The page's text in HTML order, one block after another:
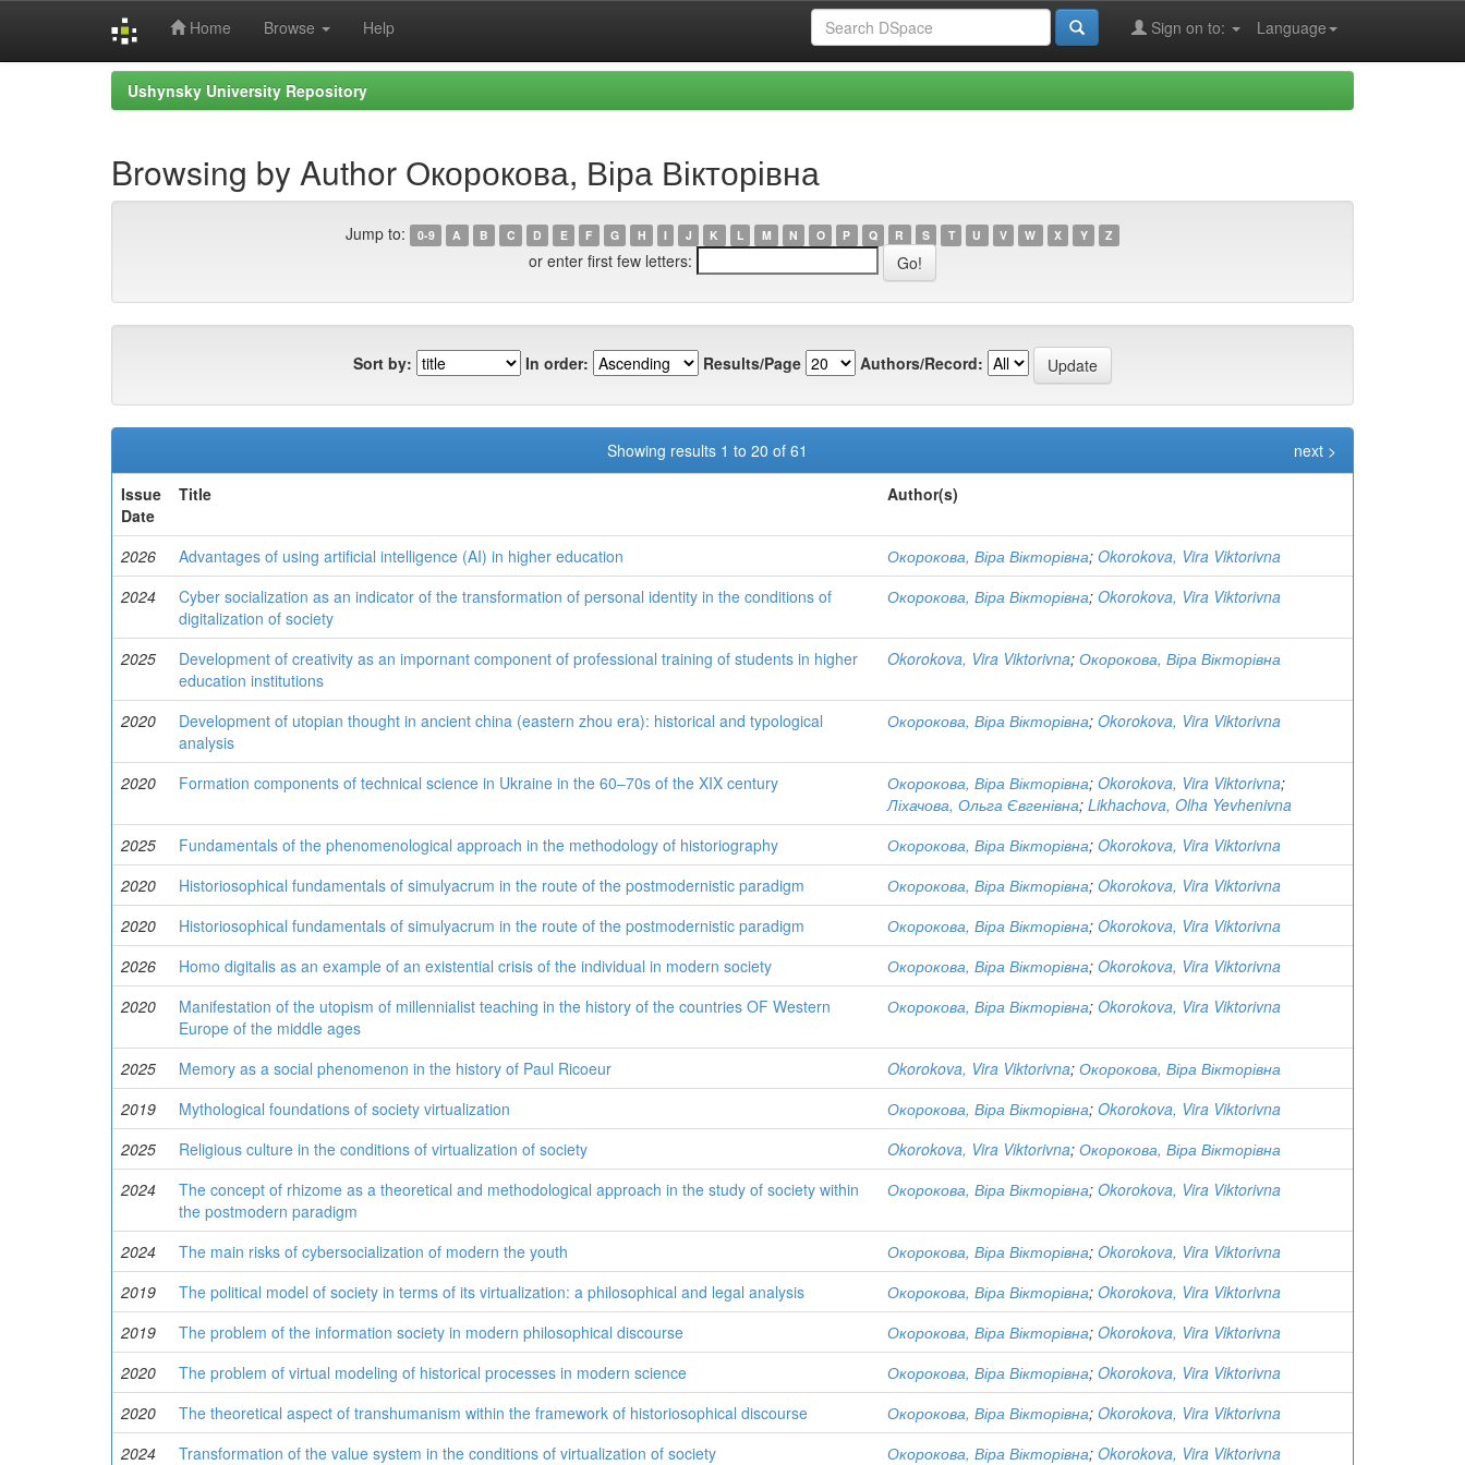
Home Browse Help Language
Sign on to:
Ushynsky University Repository
Browsing by Author Окорокова, Віра Вікторівна
Jump to: 0-9 A B C D E F G H I J K L M N O P Q R S T U V W X Y Z
or enter first few letters:
Sort by: In order: Results/Page Authors/Record:
Showing results 1 to 20 of 61
next >
Issue
Date
Title Author(s)
2026 Advantages of using artificial intelligence (AI) in higher education Окорокова, Віра Вікторівна; Okorokova, Vira Viktorivna
2024
Cyber socialization as an indicator of the transformation of personal identity in the conditions of
digitalization of society
Окорокова, Віра Вікторівна; Okorokova, Vira Viktorivna
2025
Development of creativity as an impornant component of professional training of students in higher
education institutions
Okorokova, Vira Viktorivna; Окорокова, Віра Вікторівна
2020
Development of utopian thought in ancient china (eastern zhou era): historical and typological
analysis
Окорокова, Віра Вікторівна; Okorokova, Vira Viktorivna
2020 Formation components of technical science in Ukraine in the 60‒70s of the XIX century Окорокова, Віра Вікторівна; Okorokova, Vira Viktorivna;
Ліхачова, Ольга Євгенівна; Likhachova, Olha Yevhenivna
2025
Fundamentals of the phenomenological approach in the methodology of historiography Окорокова, Віра Вікторівна; Okorokova, Vira Viktorivna
2020
Historiosophical fundamentals of simulyacrum in the route of the postmodernistic paradigm Окорокова, Віра Вікторівна; Okorokova, Vira Viktorivna
2020
Historiosophical fundamentals of simulyacrum in the route of the postmodernistic paradigm Окорокова, Віра Вікторівна; Okorokova, Vira Viktorivna
2026
Homo digitalis as an example of an existential crisis of the individual in modern society Окорокова, Віра Вікторівна; Okorokova, Vira Viktorivna
2020
Manifestation of the utopism of millennialist teaching in the history of the countries OF Western
Europe of the middle ages
Окорокова, Віра Вікторівна; Okorokova, Vira Viktorivna
2025 Memory as a social phenomenon in the history of Paul Ricoeur Okorokova, Vira Viktorivna; Окорокова, Віра Вікторівна
2019
Mythological foundations of society virtualization Окорокова, Віра Вікторівна; Okorokova, Vira Viktorivna
2025
Religious culture in the conditions of virtualization of society Okorokova, Vira Viktorivna; Окорокова, Віра Вікторівна
2024
The concept of rhizome as a theoretical and methodological approach in the study of society within
the postmodern paradigm
Окорокова, Віра Вікторівна; Okorokova, Vira Viktorivna
2024 The main risks of cybersocialization of modern the youth Окорокова, Віра Вікторівна; Okorokova, Vira Viktorivna
2019
The political model of society in terms of its virtualization: a philosophical and legal analysis Окорокова, Віра Вікторівна; Okorokova, Vira Viktorivna
2019
The problem of the information society in modern philosophical discourse Окорокова, Віра Вікторівна; Okorokova, Vira Viktorivna
2020
The problem of virtual modeling of historical processes in modern science Окорокова, Віра Вікторівна; Okorokova, Vira Viktorivna
2020
The theoretical aspect of transhumanism within the framework of historiosophical discourse Окорокова, Віра Вікторівна; Okorokova, Vira Viktorivna
2024
Transformation of the value system in the conditions of virtualization of society Окорокова, Віра Вікторівна; Okorokova, Vira Viktorivna